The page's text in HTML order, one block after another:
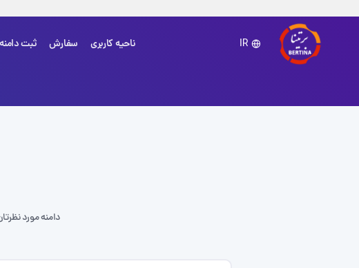
IR ناحیه کاربری سفارش ثبت دامنه
دامنه مورد